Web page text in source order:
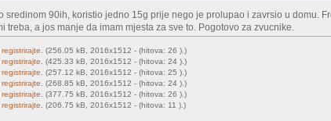
sredinom 90ih, koristio jedno 15g prije nego je prolupao i zavrsio u domu.
treba, a jos manje da imam mjesta za sve to. Pogotovo za zvucnike.
registrirajte . (256.05 kB, 2016x1512 - (hitova: 26 ).)
registrirajte . (425.33 kB, 2016x1512 - (hitova: 24 ).)
registrirajte . (257.12 kB, 2016x1512 - (hitova: 25 ).)
registrirajte . (268.85 kB, 2016x1512 - (hitova: 24 ).)
registrirajte . (377.75 kB, 2016x1512 - (hitova: 26 ).)
registrirajte . (206.75 kB, 2016x1512 - (hitova: 11 ).)